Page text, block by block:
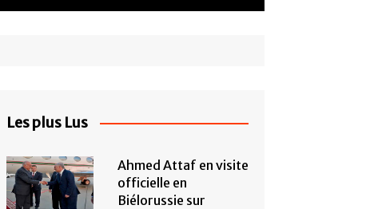
Les plus Lus
Ahmed Attaf en visite
officielle en
Biélorussie sur